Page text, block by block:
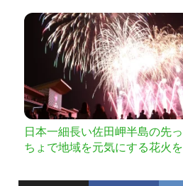
日本一細長い佐田岬半島の先っ
ちょで地域を元気にする花火を